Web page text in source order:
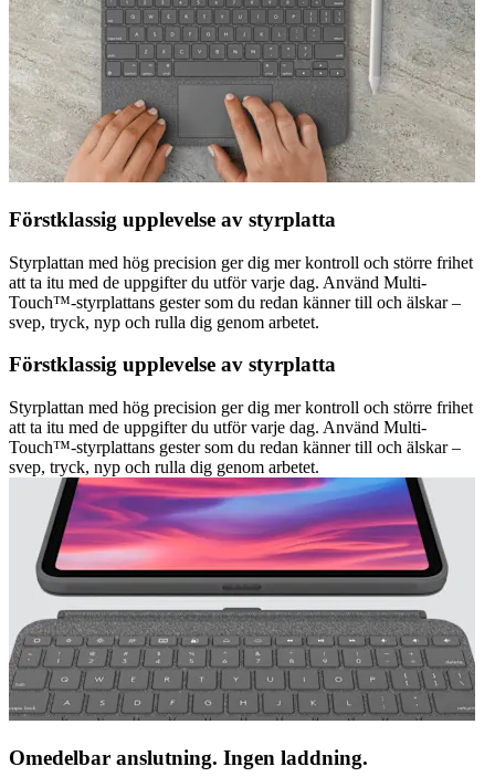
Förstklassig upplevelse av styrplatta
Styrplattan med hög precision ger dig mer kontroll och större frihet
att ta itu med de uppgifter du utför varje dag. Använd Multi-
Touch™-styrplattans gester som du redan känner till och älskar –
svep, tryck, nyp och rulla dig genom arbetet.
Förstklassig upplevelse av styrplatta
Styrplattan med hög precision ger dig mer kontroll och större frihet
att ta itu med de uppgifter du utför varje dag. Använd Multi-
Touch™-styrplattans gester som du redan känner till och älskar –
svep, tryck, nyp och rulla dig genom arbetet.
Omedelbar anslutning. Ingen laddning.